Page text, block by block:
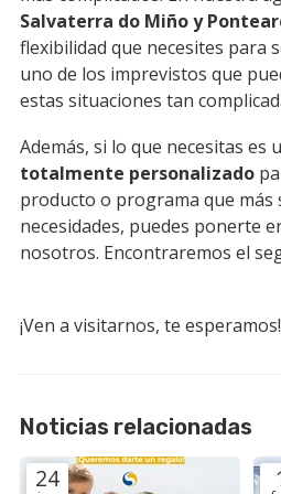
Salvaterra do Miño y
flexibilidad que necesites para
uno de los imprevistos que
estas situaciones tan
Además, si lo que necesitas es
totalmente personalizado
producto o programa que más
necesidades, puedes ponerte
nosotros. Encontraremos el
¡Ven a visitarnos, te esperamos!
Noticias relacionadas
24